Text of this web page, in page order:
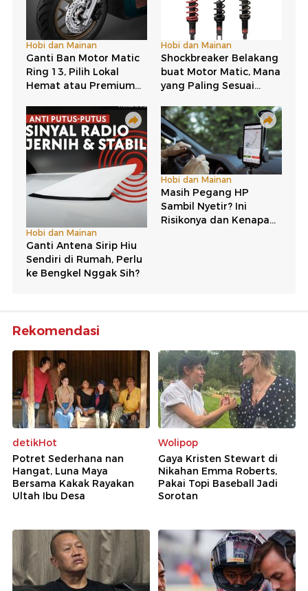
Rekomendasi
detikHot
Potret Sederhana nan
Hangat, Luna Maya
Bersama Kakak Rayakan
Ultah Ibu Desa
Wolipop
Gaya Kristen Stewart di
Nikahan Emma Roberts,
Pakai Topi Baseball Jadi
Sorotan